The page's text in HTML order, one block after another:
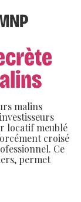
malins
locatif meublé
croisé
Ce
permet